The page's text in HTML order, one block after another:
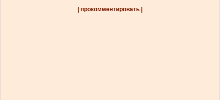
| прокомментировать |